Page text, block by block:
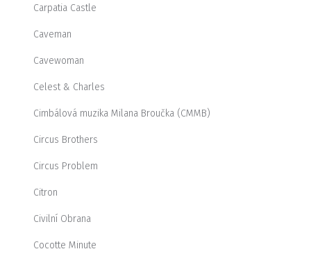
Carpatia Castle
Caveman
Cavewoman
Celest & Charles
Cimbálová muzika Milana Broučka (CMMB)
Circus Brothers
Circus Problem
Citron
Civilní Obrana
Cocotte Minute